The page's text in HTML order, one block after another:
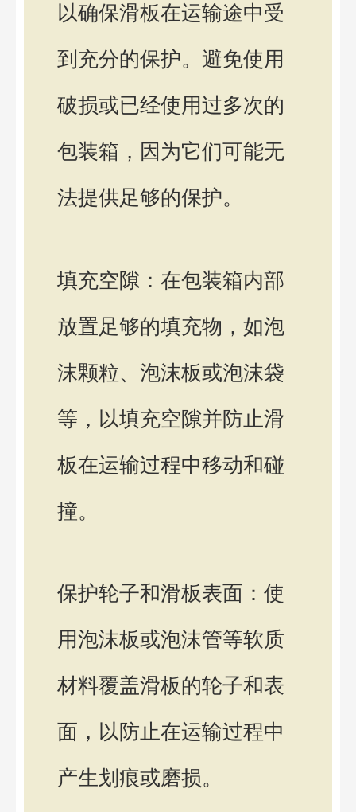
以确保滑板在运输途中受
到充分的保护。避免使用
破损或已经使用过多次的
包装箱，因为它们可能无
法提供足够的保护。
填充空隙：在包装箱内部
放置足够的填充物，如泡
沫颗粒、泡沫板或泡沫袋
等，以填充空隙并防止滑
板在运输过程中移动和碰
撞。
保护轮子和滑板表面：使
用泡沫板或泡沫管等软质
材料覆盖滑板的轮子和表
面，以防止在运输过程中
产生划痕或磨损。